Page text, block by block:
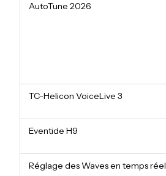
AutoTune 2026
TC-Helicon VoiceLive 3
Eventide H9
Réglage des Waves en temps réel